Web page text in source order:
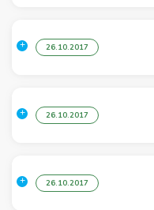
26.10.2017
26.10.2017
26.10.2017